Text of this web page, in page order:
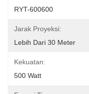
RYT-600600
Jarak Proyeksi:
Lebih Dari 30 Meter
Kekuatan:
500 Watt